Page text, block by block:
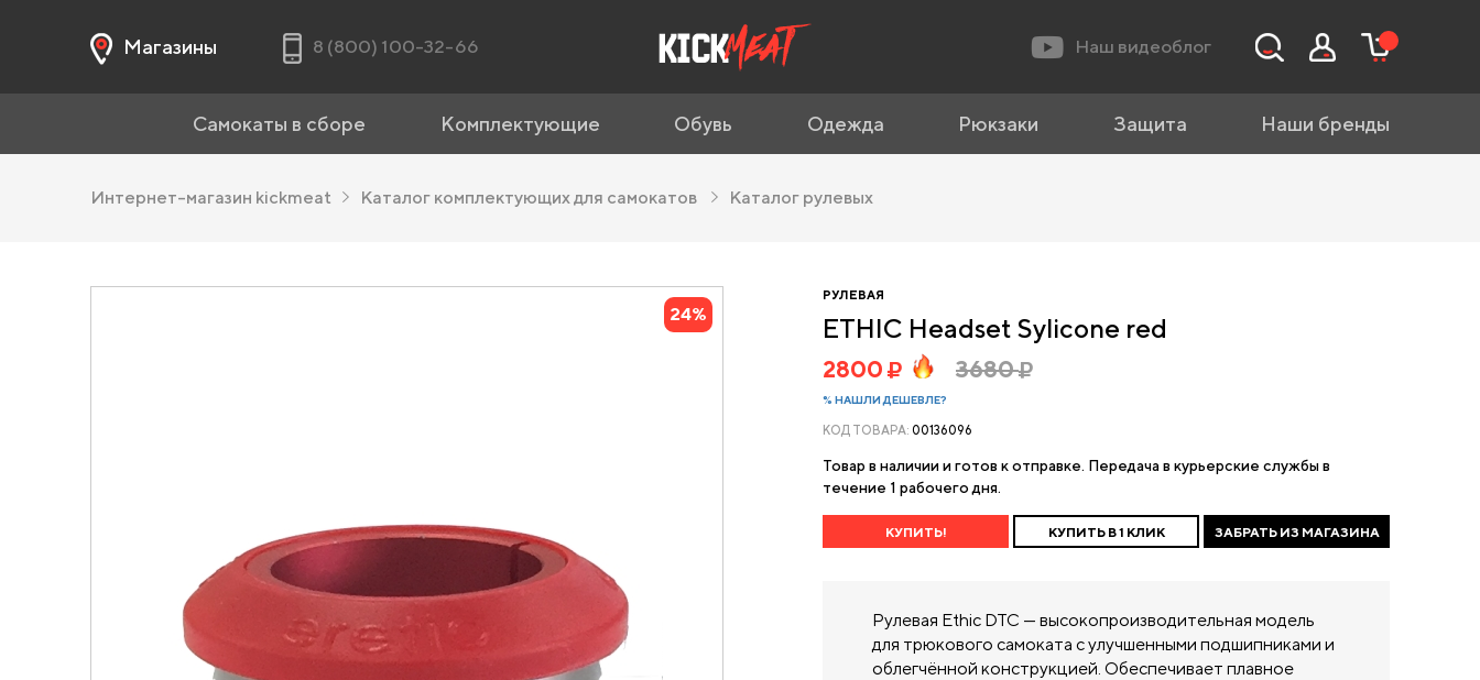
Магазины 8 (800) 100-32-66 Наш видеоблог
Самокаты в сборе Комплектующие Обувь Одежда Рюкзаки Защита Наши бренды
Интернет-магазин kickmeat Каталог комплектующих для самокатов Каталог рулевых
24%
РУЛЕВАЯ
ETHIC Headset Sylicone red
2800 3680
% НАШЛИ ДЕШЕВЛЕ?
КОД ТОВАРА: 00136096
Товар в наличии и готов к отправке. Передача в курьерские службы в
течение 1 рабочего дня.
КУПИТЬ! КУПИТЬ В 1 КЛИК ЗАБРАТЬ ИЗ МАГАЗИНА
Рулевая Ethic DTC — высокопроизводительная модель
для трюкового самоката с улучшенными подшипниками и
облегчённой конструкцией. Обеспечивает плавное